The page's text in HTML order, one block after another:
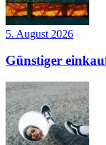
5. August 2026
Günstiger